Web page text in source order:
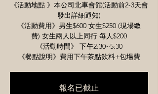
《活動地點 》本公司北車會館(活動前2-3天會
發出詳細通知)
《活動費用》男生$600 女生$250 (現場繳
費) 女生兩人以上同行 每人$200
《活動時間》 下午2:30~5:30
《餐點說明》費用下午茶點飲料+包場費
報名已截止